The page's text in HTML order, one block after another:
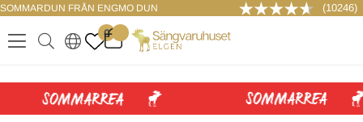
SOMMARDUN FRÅN ENGMO DUN (10246)
.
0
. ..
LOGGA IN